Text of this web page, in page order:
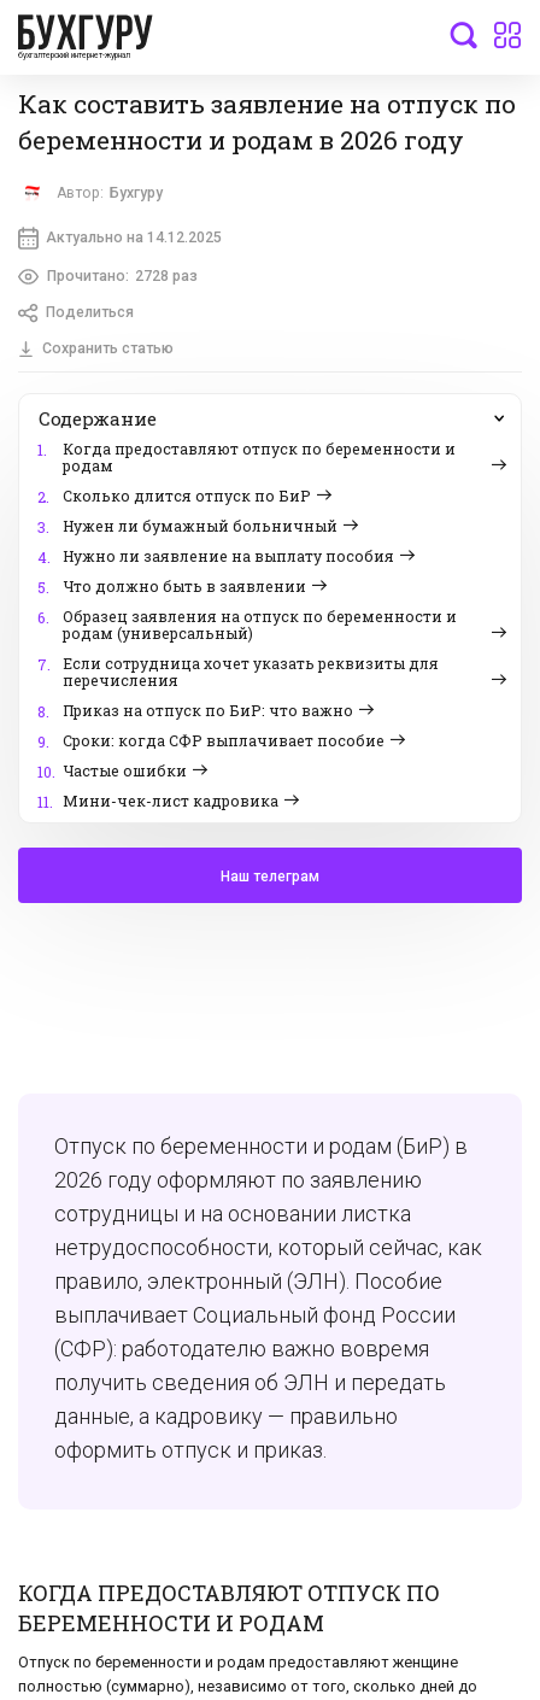
бухгалтерский интернет-журнал
Как составить заявление на отпуск по
беременности и родам в 2026 году
Автор: Бухгуру
Актуально на 14.12.2025
Прочитано: 2728 раз
Поделиться
Сохранить статью
Содержание
1.
Когда предоставляют отпуск по беременности и
родам
2.
Сколько длится отпуск по БиР
3.
Нужен ли бумажный больничный
4.
Нужно ли заявление на выплату пособия
5.
Что должно быть в заявлении
6.
Образец заявления на отпуск по беременности и
родам (универсальный)
7.
Если сотрудница хочет указать реквизиты для
перечисления
8.
Приказ на отпуск по БиР: что важно
9.
Сроки: когда СФР выплачивает пособие
10. Частые ошибки
11. Мини-чек-лист кадровика
Наш телеграм
Отпуск по беременности и родам (БиР) в
2026 году оформляют по заявлению
сотрудницы и на основании листка
нетрудоспособности, который сейчас, как
правило, электронный (ЭЛН). Пособие
выплачивает Социальный фонд России
(СФР): работодателю важно вовремя
получить сведения об ЭЛН и передать
данные, а кадровику — правильно
оформить отпуск и приказ.
КОГДА ПРЕДОСТАВЛЯЮТ ОТПУСК ПО
БЕРЕМЕННОСТИ И РОДАМ
Отпуск по беременности и родам предоставляют женщине
полностью (суммарно), независимо от того, сколько дней до